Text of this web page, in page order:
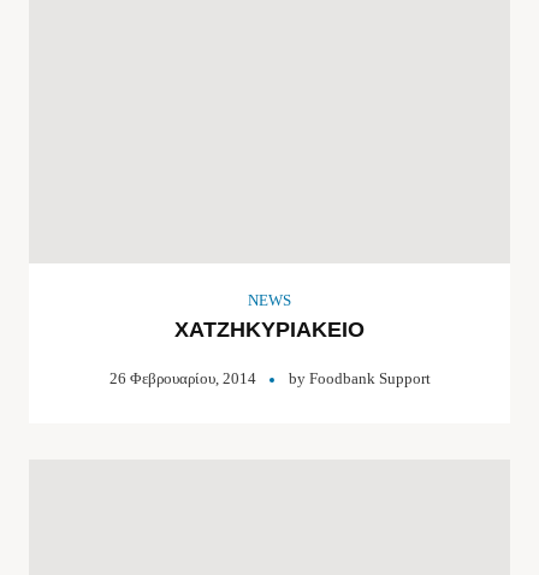
NEWS
ΧΑΤΖΗΚΥΡΙΑΚΕΙΟ
26 Φεβρουαρίου, 2014 by Foodbank Support